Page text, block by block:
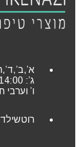
א’,ב’,ד’,ה’: 9:30-
ג’: 9:30-14:00
ו’ וערבי חג: 9:00-
רוטשילד 46, כפר סבא